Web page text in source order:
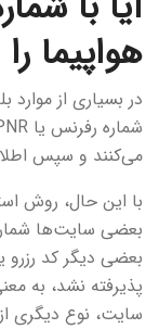
هواپیما
در بسیاری از
می‌کنند و سپس
با این حال، روش
بعضی سایت‌ها
پذیرفته نشد، به
سایت، نوع دیگری